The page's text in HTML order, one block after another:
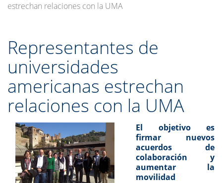
estrechan relaciones con la UMA
Representantes de
universidades
americanas estrechan
relaciones con la UMA
El objetivo es
firmar nuevos
acuerdos de
colaboración y
aumentar la
movilidad